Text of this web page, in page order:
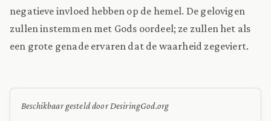
negatieve invloed hebben op de hemel. De gelovigen
zullen instemmen met Gods oordeel; ze zullen het als
een grote genade ervaren dat de waarheid zegeviert.
Beschikbaar gesteld door DesiringGod.org